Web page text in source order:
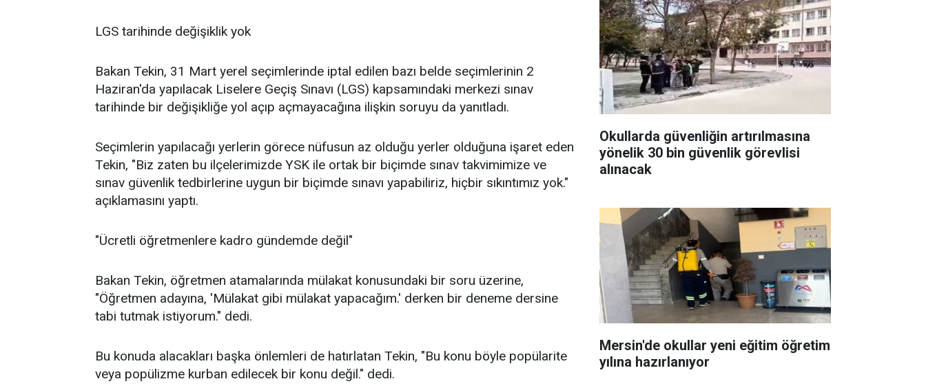
LGS tarihinde değişiklik yok
Bakan Tekin, 31 Mart yerel seçimlerinde iptal edilen bazı belde seçimlerinin 2
Haziran'da yapılacak Liselere Geçiş Sınavı (LGS) kapsamındaki merkezi sınav
tarihinde bir değişikliğe yol açıp açmayacağına ilişkin soruyu da yanıtladı.
Seçimlerin yapılacağı yerlerin görece nüfusun az olduğu yerler olduğuna işaret eden
Tekin, "Biz zaten bu ilçelerimizde YSK ile ortak bir biçimde sınav takvimimize ve
sınav güvenlik tedbirlerine uygun bir biçimde sınavı yapabiliriz, hiçbir sıkıntımız yok."
açıklamasını yaptı.
"Ücretli öğretmenlere kadro gündemde değil"
Bakan Tekin, öğretmen atamalarında mülakat konusundaki bir soru üzerine,
"Öğretmen adayına, 'Mülakat gibi mülakat yapacağım.' derken bir deneme dersine
tabi tutmak istiyorum." dedi.
Bu konuda alacakları başka önlemleri de hatırlatan Tekin, "Bu konu böyle popülarite
veya popülizme kurban edilecek bir konu değil." dedi.
Okullarda güvenliğin artırılmasına
yönelik 30 bin güvenlik görevlisi
alınacak
Mersin'de okullar yeni eğitim öğretim
yılına hazırlanıyor